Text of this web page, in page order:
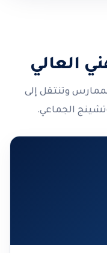
العالي
وتنتقل إلى
الجماعي.